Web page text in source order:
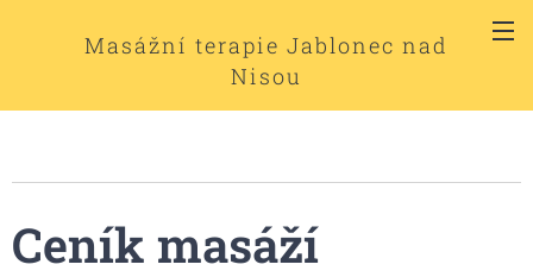
Masážní terapie Jablonec nad
Nisou
Ceník masáží